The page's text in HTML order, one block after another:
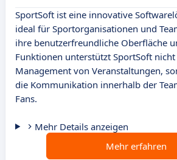
SportSoft ist eine innovative
ideal für Sportorganisationen und
ihre benutzerfreundliche Oberfläche
Funktionen unterstützt SportSoft
Management von Veranstaltungen,
die Kommunikation innerhalb der
Fans.
Mehr Details anzeigen
Mehr erfahren